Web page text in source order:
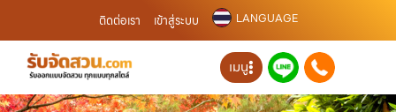
ติดต่อเรา เข้าสู่ระบบ LANGUAGE
เมนู